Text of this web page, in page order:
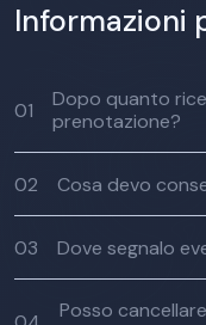
Informazioni
01
Dopo quanto
prenotazione?
02 Cosa devo
03 Dove segnalo
Posso